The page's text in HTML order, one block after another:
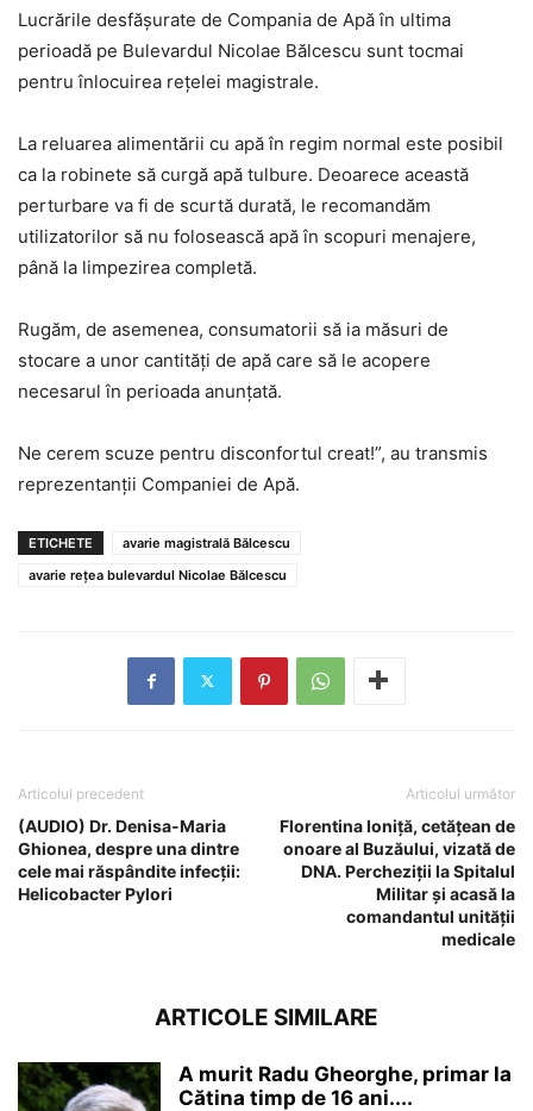
Lucrările desfășurate de Compania de Apă în ultima
perioadă pe Bulevardul Nicolae Bălcescu sunt tocmai
pentru înlocuirea rețelei magistrale.
La reluarea alimentării cu apă în regim normal este posibil
ca la robinete să curgă apă tulbure. Deoarece această
perturbare va fi de scurtă durată, le recomandăm
utilizatorilor să nu folosească apă în scopuri menajere,
până la limpezirea completă.
Rugăm, de asemenea, consumatorii să ia măsuri de
stocare a unor cantități de apă care să le acopere
necesarul în perioada anunțată.
Ne cerem scuze pentru disconfortul creat!”, au transmis
reprezentanții Companiei de Apă.
ETICHETE
avarie magistrală Bălcescu
avarie rețea bulevardul Nicolae Bălcescu
Articolul precedent
(AUDIO) Dr. Denisa-Maria
Ghionea, despre una dintre
cele mai răspândite infecții:
Helicobacter Pylori
Articolul următor
Florentina Ioniță, cetățean de
onoare al Buzăului, vizată de
DNA. Percheziții la Spitalul
Militar și acasă la
comandantul unității
medicale
ARTICOLE SIMILARE
A murit Radu Gheorghe, primar la
Cătina timp de 16 ani....